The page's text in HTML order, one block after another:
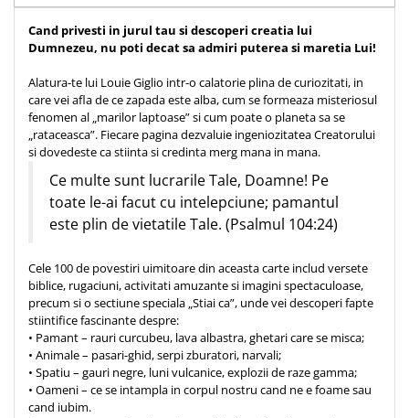
Romane
Meditatii
Poezii
Reviste
Sanatate
Teologie
A doua venire
Apologetica
Istoria Bisericii
Misiune
Viata crestina
Contemporaneitate
Devotional
Diverse
Sticle apa
Suport pentru pahar
Tablouri canvas
Termos
Cand privesti in jurul tau si descoperi creatia lui
Dumnezeu, nu poti decat sa admiri puterea si maretia Lui!
Alatura-te lui Louie Giglio intr-o calatorie plina de curiozitati, in
care vei afla de ce zapada este alba, cum se formeaza misteriosul
fenomen al „marilor laptoase” si cum poate o planeta sa se
„rataceasca”. Fiecare pagina dezvaluie ingeniozitatea Creatorului
si dovedeste ca stiinta si credinta merg mana in mana.
Ce multe sunt lucrarile Tale, Doamne! Pe
toate le-ai facut cu intelepciune; pamantul
este plin de vietatile Tale. (Psalmul 104:24)
Cele 100 de povestiri uimitoare din aceasta carte includ versete
biblice, rugaciuni, activitati amuzante si imagini spectaculoase,
precum si o sectiune speciala „Stiai ca”, unde vei descoperi fapte
stiintifice fascinante despre:
• Pamant – rauri curcubeu, lava albastra, ghetari care se misca;
• Animale – pasari-ghid, serpi zburatori, narvali;
• Spatiu – gauri negre, luni vulcanice, explozii de raze gamma;
• Oameni – ce se intampla in corpul nostru cand ne e foame sau
cand iubim.